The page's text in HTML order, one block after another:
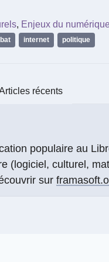
, Enjeux du
internet politique
récents
populaire au
(logiciel, culturel,
sur